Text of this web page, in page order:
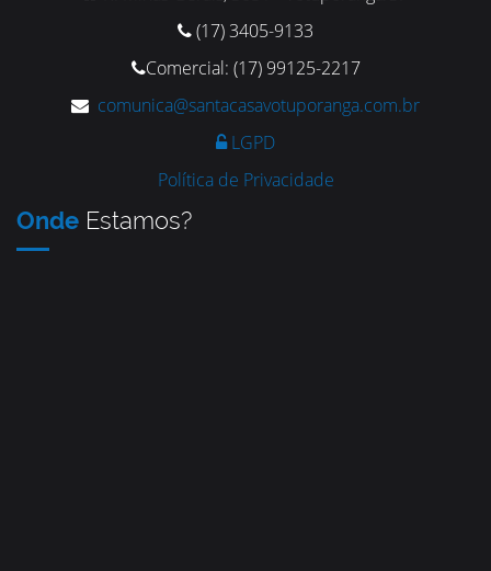
(17) 3405-9133
Comercial: (17) 99125-2217
comunica@santacasavotuporanga.com.br
LGPD
Política de Privacidade
Onde Estamos?